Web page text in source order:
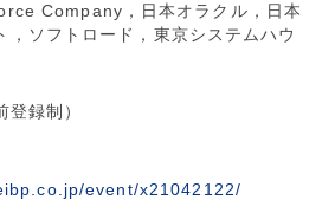
Company，日本オラクル，日本
，ソフトロード，東京システムハウ
録制）
event/x21042122/